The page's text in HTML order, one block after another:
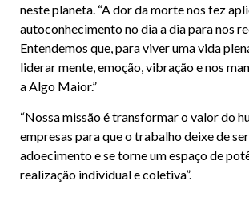
neste planeta. “A dor da morte nos fez
autoconhecimento no dia a dia para nos
Entendemos que, para viver uma vida
liderar mente, emoção, vibração e nos
a Algo Maior.”
“Nossa missão é transformar o valor do
empresas para que o trabalho deixe de
adoecimento e se torne um espaço de
realização individual e coletiva”.